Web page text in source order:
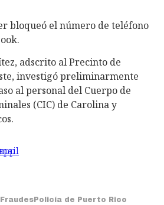
bloqueó el número de teléfono
adscrito al Precinto de
investigó preliminarmente
al personal del Cuerpo de
(CIC) de Carolina y
Fraudes Policía de Puerto Rico